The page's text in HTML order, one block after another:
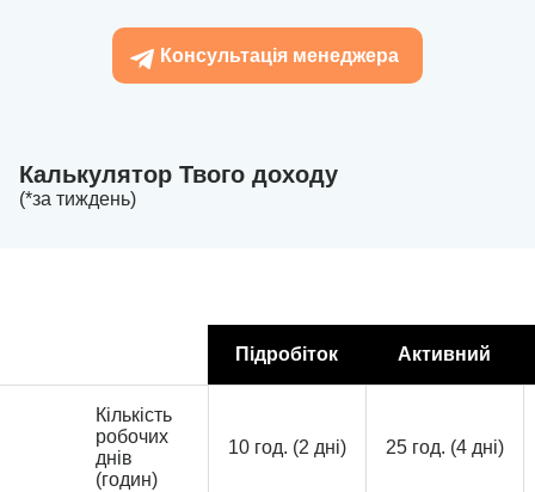
Консультація менеджера
Калькулятор Твого доходу
(*за тиждень)
Підробіток Активний
Кількість
робочих
днів
(годин)
10 год. (2 дні) 25 год. (4 дні)